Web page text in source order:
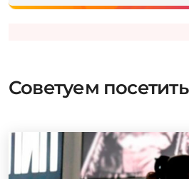
Советуем посетить